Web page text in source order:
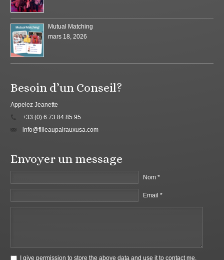
Mutual Matching
mars 18, 2026
Besoin d’un Conseil?
Appelez Jeanette
+33 (0) 6 73 84 85 95
info@filleaupairauxusa.com
Envoyer un message
Nom *
Email *
I give permission to store the above data and use it to contact me.